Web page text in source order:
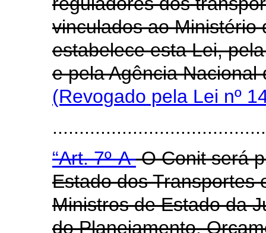
vinculados ao Ministério
estabelece esta Lei,
e pela Agência Nacional
(Revogado pela Lei nº
“Art. 7º-AO Conit será
Estado dos Transportes
Ministros de Estado da
do Planejamento,